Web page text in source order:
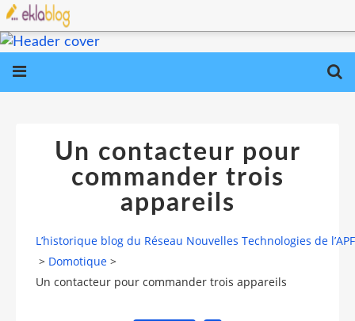
Un contacteur pour
commander trois
appareils
L’historique blog du Réseau Nouvelles Technologies de
> Domotique >
Un contacteur pour commander trois appareils